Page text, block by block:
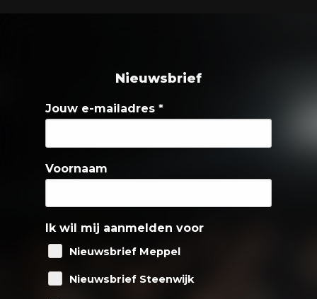
Nieuwsbrief
Jouw e-mailadres *
Voornaam
Ik wil mij aanmelden voor
Nieuwsbrief Meppel
Nieuwsbrief Steenwijk